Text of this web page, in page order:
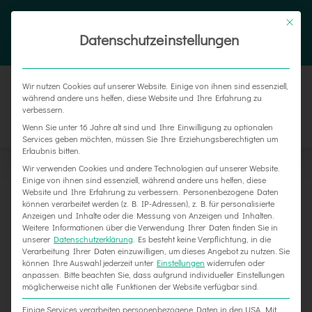
Zum
FacebookInstagram
Xing
Frohe Ostern wünscht Ihre Weber
Werbung!
09.04.2020 | Allgemein
Datenschutzeinstellungen
Wir nutzen Cookies auf unserer Website. Einige von ihnen sind essenziell,
während andere uns helfen, diese Website und Ihre Erfahrung zu
verbessern.
Wenn Sie unter 16 Jahre alt sind und Ihre Einwilligung zu optionalen
Services geben möchten, müssen Sie Ihre Erziehungsberechtigten um
Erlaubnis bitten.
Wir verwenden Cookies und andere Technologien auf unserer Website.
Einige von ihnen sind essenziell, während andere uns helfen, diese
Website und Ihre Erfahrung zu verbessern. Personenbezogene Daten
können verarbeitet werden (z. B. IP-Adressen), z. B. für personalisierte
Anzeigen und Inhalte oder die Messung von Anzeigen und Inhalten.
Weitere Informationen über die Verwendung Ihrer Daten finden Sie in
unserer Datenschutzerklärung Es besteht keine Verpflichtung, in die
Verarbeitung Ihrer Daten einzuwilligen, um dieses Angebot zu nutzen. Sie
können Ihre Auswahl jederzeit unter Einstellungen widerrufen oder
anpassen. Bitte beachten Sie, dass aufgrund individueller Einstellungen
möglicherweise nicht alle Funktionen der Website verfügbar sind.
Einige Services verarbeiten personenbezogene Daten in den USA. Mit